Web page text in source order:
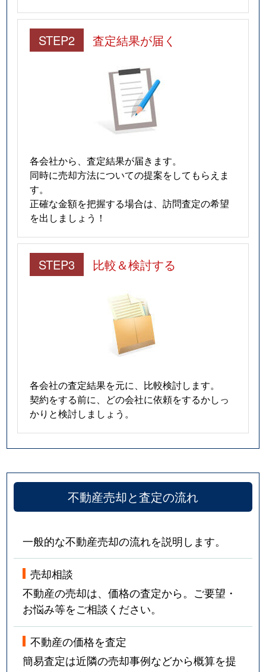
STEP2 査定結果が届く
各会社から、査定結果が届きます。
同時に売却方法についての提案をしてもらえま
す。
正確な金額を把握する場合は、訪問査定の希望
を出しましょう！
STEP3 比較＆検討する
各会社の査定結果を元に、比較検討します。
契約をする前に、どの会社に依頼をするかしっ
かりと検討しましょう。
不動産売却と査定の流れ
一般的な不動産売却の流れを説明します。
売却相談
不動産の売却は、価格の査定から。ご要望・
お悩み等をご相談ください。
不動産の価格を査定
簡易査定は近隣の売却事例などから概算を提